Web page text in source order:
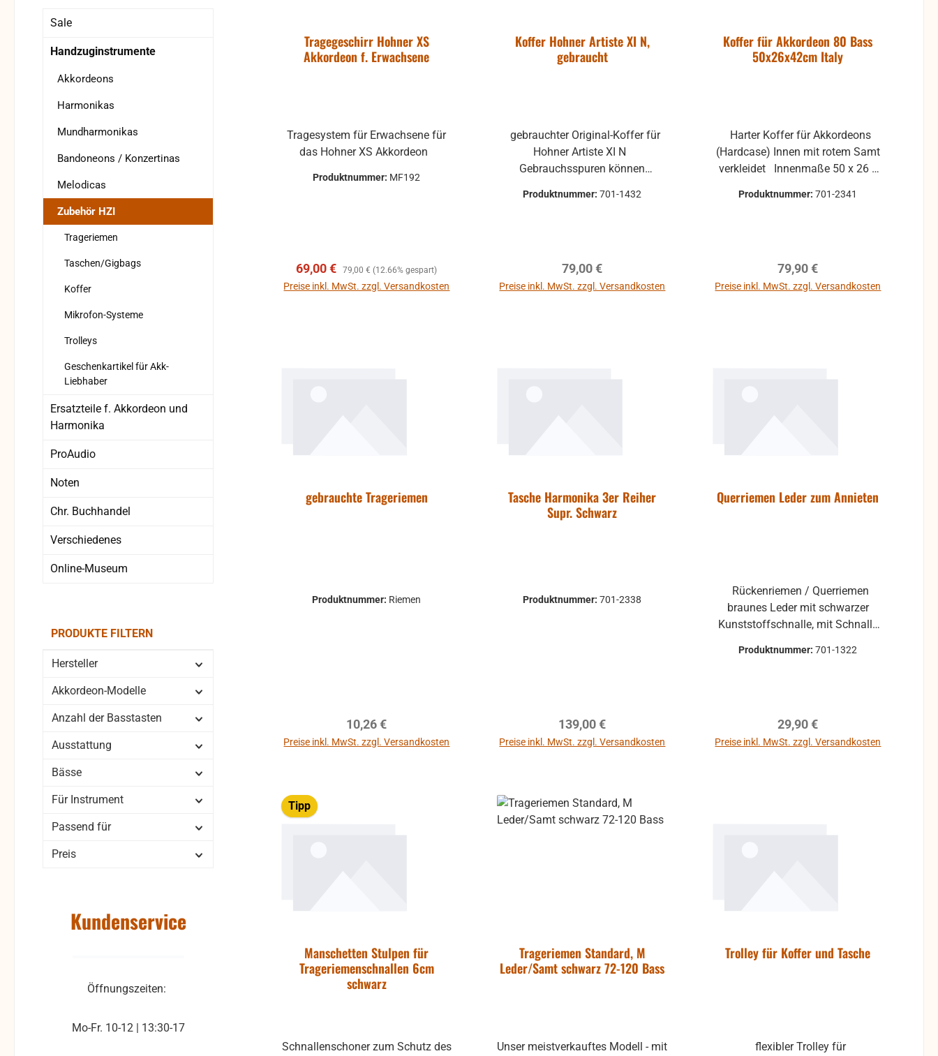
Sale
Handzuginstrumente
Akkordeons
Harmonikas
Mundharmonikas
Bandoneons / Konzertinas
Melodicas
Zubehör HZI
Trageriemen
Taschen/Gigbags
Koffer
Mikrofon-Systeme
Trolleys
Geschenkartikel für Akk-
Liebhaber
Ersatzteile f. Akkordeon und
Harmonika
ProAudio
Noten
Chr. Buchhandel
Verschiedenes
Online-Museum
PRODUKTE FILTERN
Hersteller
Akkordeon-Modelle
Anzahl der Basstasten
Ausstattung
Bässe
Für Instrument
Passend für
Preis
Kundenservice
Öffnungszeiten:
Mo-Fr. 10-12 | 13:30-17
Tragegeschirr Hohner XS
Akkordeon f. Erwachsene
Tragesystem für Erwachsene für
Produktnummer: MF192
Verkaufspreis:
69,00 € Regulärer Preis:
79,00 € (12.66% gespart)
Preise inkl. MwSt. zzgl. Versandkosten
Koffer Hohner Artiste XI N,
gebraucht
Hohner Artiste XI N
Gebrauchsspuren können
leichte Verformungen, Dellen oder
Kratzer und sind kein
Produktnummer:701-1432
Regulärer Preis:
79,00 €
Preise inkl. MwSt. zzgl. Versandkosten
Koffer für Akkordeon 80 Bass
50x26x42cm Italy
(Hardcase) Innen mit rotem Samt
verkleidet Innenmaße 50 x 26 x
Produktnummer:701-2341
Regulärer Preis:
79,90 €
Preise inkl. MwSt. zzgl. Versandkosten
gebrauchte Trageriemen
Produktnummer: Riemen
Regulärer Preis:
10,26 €
Preise inkl. MwSt. zzgl. Versandkosten
Tasche Harmonika 3er Reiher
Supr. Schwarz
Produktnummer:701-2338
Regulärer Preis:
139,00 €
Preise inkl. MwSt. zzgl. Versandkosten
Querriemen Leder zum Annieten
braunes Leder mit schwarzer
Kunststoffschnalle, mit Schnalle
Produktnummer:701-1322
Regulärer Preis:
29,90 €
Preise inkl. MwSt. zzgl. Versandkosten
Tipp
Manschetten Stulpen für
Trageriemenschnallen 6cm
schwarz
Schnallenschoner zum Schutz des
Trageriemen Standard, M
Leder/Samt schwarz 72-120 Bass
Unser meistverkauftes Modell - mit
Trolley für Koffer und Tasche
flexibler Trolley für